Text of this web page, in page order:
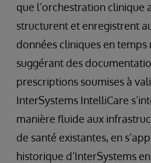
que l’orchestration clinique
structurent et enregistrent
données cliniques en temps
suggérant des
prescriptions soumises à
InterSystems IntelliCare
manière fluide aux
de santé existantes, en
historique d’InterSystems